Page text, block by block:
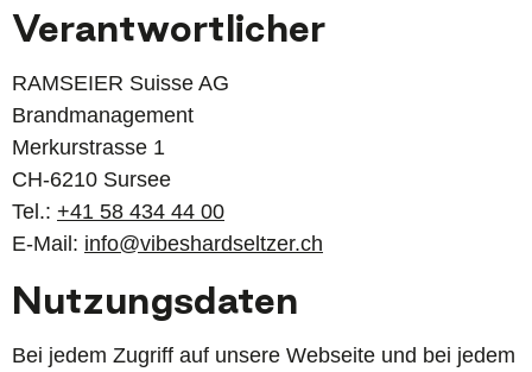
Verantwortlicher
RAMSEIER Suisse AG
Brandmanagement
Merkurstrasse 1
CH-6210 Sursee
Tel.: +41 58 434 44 00
E-Mail: info@vibeshardseltzer.ch
Nutzungsdaten
Bei jedem Zugriff auf unsere Webseite und bei jedem